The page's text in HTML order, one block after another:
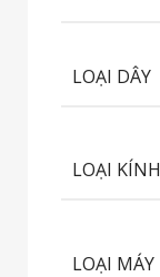
LOẠI DÂY
LOẠI KÍNH
LOẠI MÁY